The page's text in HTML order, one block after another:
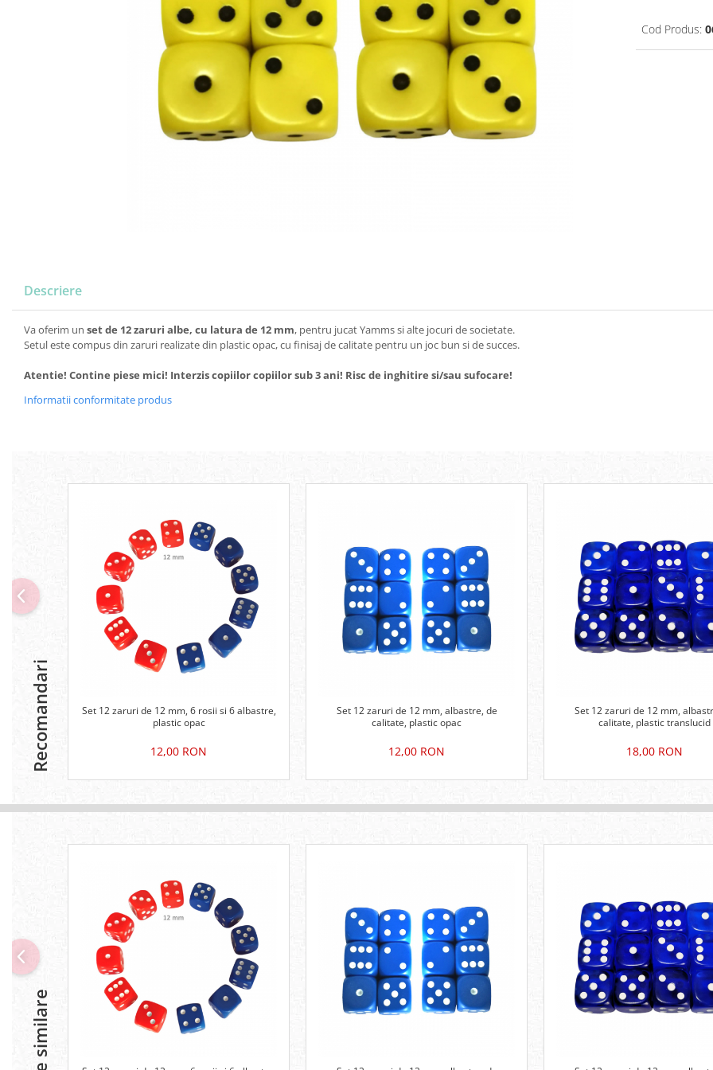
Cod Produs:
Descriere
Va oferim un set de 12 zaruri albe, cu latura de 12 mm, pentru jucat Yamms si alte jocuri de societate.
Setul este compus din zaruri realizate din plastic opac, cu finisaj de calitate pentru un joc bun si de succes.
Atentie! Contine piese mici! Interzis copiilor copiilor sub 3 ani! Risc de inghitire si/sau sufocare!
Informatii conformitate produs
Recomandari
Set 12 zaruri de 12 mm, 6 rosii si 6 albastre,
plastic opac
12,00 RON
Set 12 zaruri de 12 mm, albastre, de
calitate, plastic opac
12,00 RON
Set 12 zaruri de 12 mm,
calitate, plastic translucid
18,00 RON